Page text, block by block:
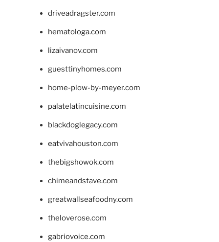
driveadragster.com
hematologa.com
lizaivanov.com
guesttinyhomes.com
home-plow-by-meyer.com
palatelatincuisine.com
blackdoglegacy.com
eatvivahouston.com
thebigshowok.com
chimeandstave.com
greatwallseafoodny.com
theloverose.com
gabriovoice.com